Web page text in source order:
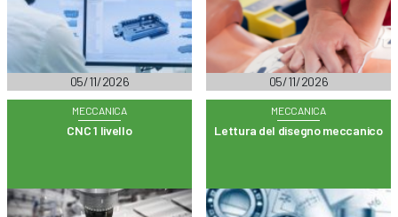
05/11/2026 05/11/2026
MECCANICA
CNC 1 livello
MECCANICA
Lettura del disegno meccanico